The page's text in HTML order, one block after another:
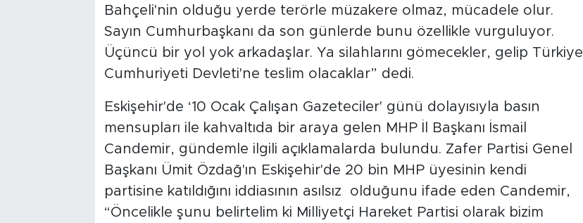
Bahçeli'nin olduğu yerde terörle müzakere olmaz, mücadele olur.
Sayın Cumhurbaşkanı da son günlerde bunu özellikle vurguluyor.
Üçüncü bir yol yok arkadaşlar. Ya silahlarını gömecekler, gelip Türkiye
Cumhuriyeti Devleti'ne teslim olacaklar” dedi.
Eskişehir'de ‘10 Ocak Çalışan Gazeteciler' günü dolayısıyla basın
mensupları ile kahvaltıda bir araya gelen MHP İl Başkanı İsmail
Candemir, gündemle ilgili açıklamalarda bulundu. Zafer Partisi Genel
Başkanı Ümit Özdağ'ın Eskişehir'de 20 bin MHP üyesinin kendi
partisine katıldığını iddiasının asılsız olduğunu ifade eden Candemir,
“Öncelikle şunu belirtelim ki Milliyetçi Hareket Partisi olarak bizim